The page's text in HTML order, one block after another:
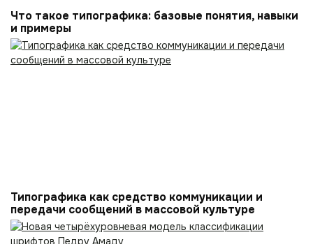
Что такое типографика: базовые понятия, навыки
и примеры
Типографика как средство коммуникации и
передачи сообщений в массовой культуре